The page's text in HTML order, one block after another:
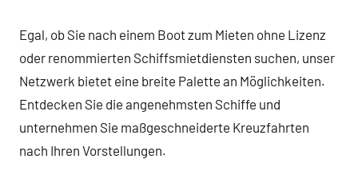
Egal, ob Sie nach einem Boot zum Mieten ohne Lizenz
oder renommierten Schiffsmietdiensten suchen, unser
Netzwerk bietet eine breite Palette an Möglichkeiten.
Entdecken Sie die angenehmsten Schiffe und
unternehmen Sie maßgeschneiderte Kreuzfahrten
nach Ihren Vorstellungen.